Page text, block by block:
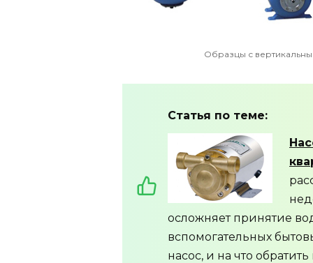
Образцы с
Статья по теме:
осложняет принятие
вспомогательных
насос, и на что